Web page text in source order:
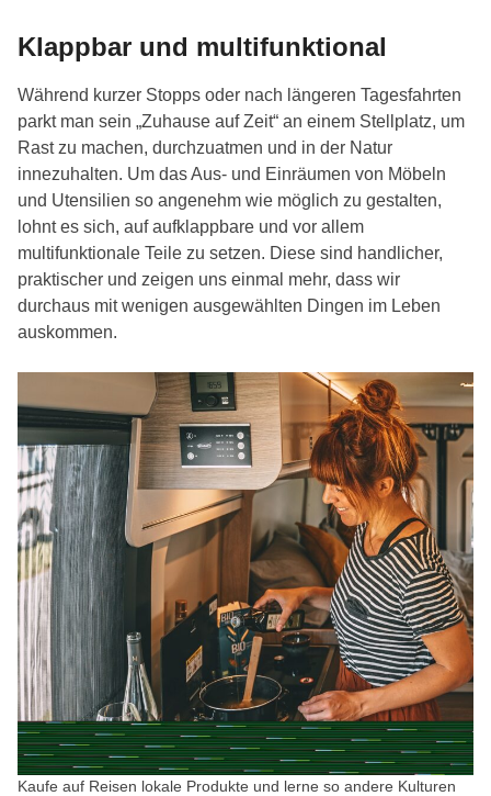
Klappbar und multifunktional
Während kurzer Stopps oder nach längeren Tagesfahrten
parkt man sein „Zuhause auf Zeit“ an einem Stellplatz, um
Rast zu machen, durchzuatmen und in der Natur
innezuhalten. Um das Aus- und Einräumen von Möbeln
und Utensilien so angenehm wie möglich zu gestalten,
lohnt es sich, auf aufklappbare und vor allem
multifunktionale Teile zu setzen. Diese sind handlicher,
praktischer und zeigen uns einmal mehr, dass wir
durchaus mit wenigen ausgewählten Dingen im Leben
auskommen.
Kaufe auf Reisen lokale Produkte und lerne so andere Kulturen